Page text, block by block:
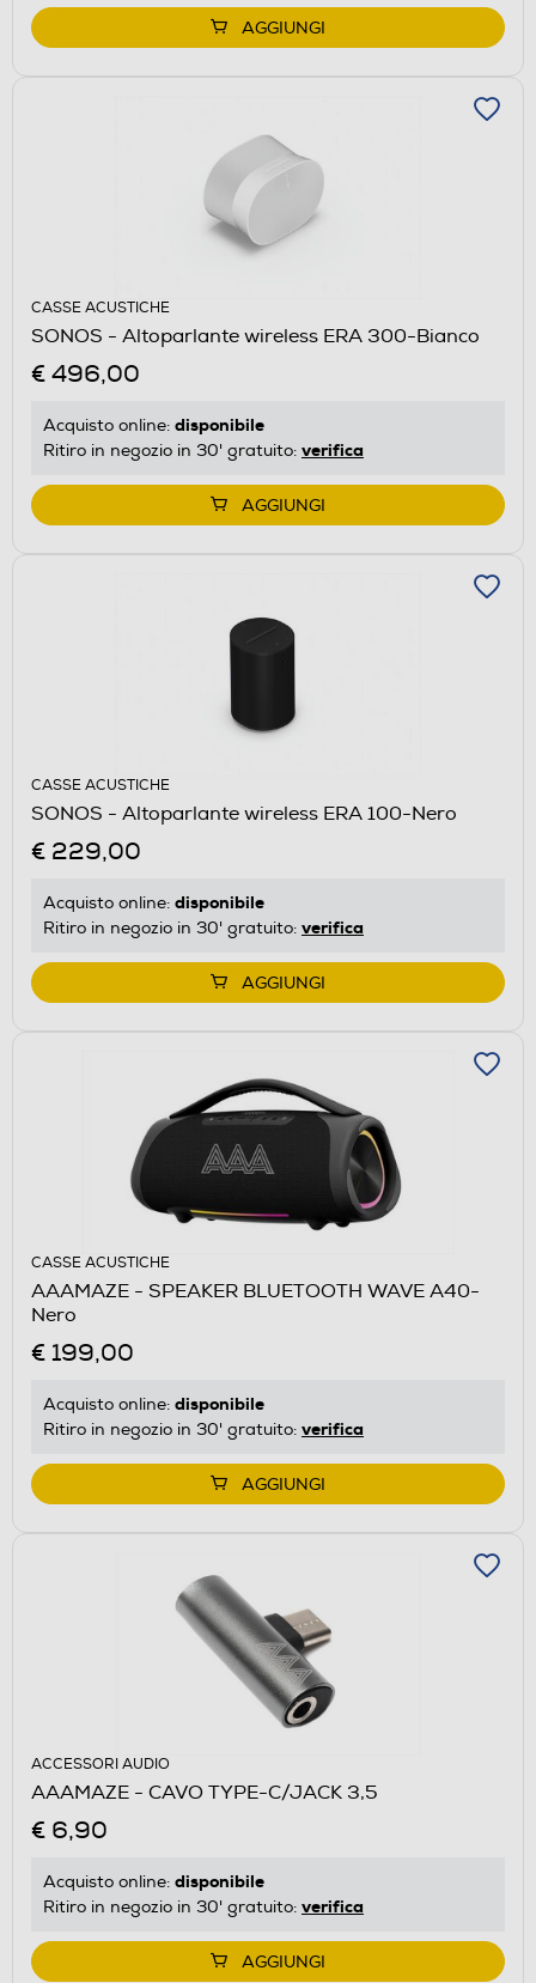
AGGIUNGI
CASSE ACUSTICHE
SONOS - Altoparlante wireless ERA 300-Bianco
€ 496,00
Acquisto online: disponibile
Ritiro in negozio in 30' gratuito: verifica
AGGIUNGI
CASSE ACUSTICHE
SONOS - Altoparlante wireless ERA 100-Nero
€ 229,00
Acquisto online: disponibile
Ritiro in negozio in 30' gratuito: verifica
AGGIUNGI
CASSE ACUSTICHE
AAAMAZE - SPEAKER BLUETOOTH WAVE A40-
Nero
€ 199,00
Acquisto online: disponibile
Ritiro in negozio in 30' gratuito: verifica
AGGIUNGI
ACCESSORI AUDIO
AAAMAZE - CAVO TYPE-C/JACK 3,5
€ 6,90
Acquisto online: disponibile
Ritiro in negozio in 30' gratuito: verifica
AGGIUNGI